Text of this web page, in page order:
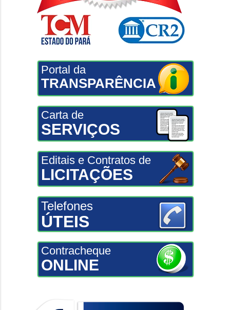
Portal da
TRANSPARÊNCIA
Carta de
SERVIÇOS
Editais e Contratos de
LICITAÇÕES
Telefones
ÚTEIS
Contracheque
ONLINE